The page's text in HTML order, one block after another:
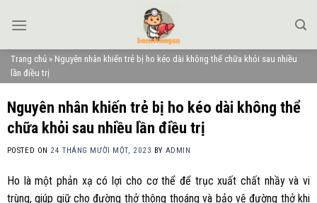
Trang chủ » Nguyên nhân khiến trẻ bị ho kéo dài không thể chữa khỏi sau nhiều
lần điều trị
Nguyên nhân khiến trẻ bị ho kéo dài không thể
chữa khỏi sau nhiều lần điều trị
POSTED ON 24 THÁNG MƯỜI MỘT, 2023 BY ADMIN
Ho là một phản xạ có lợi cho cơ thể để trục xuất chất nhầy và vi
trùng, giúp giữ cho đường thở thông thoáng và bảo vệ đường thở khi